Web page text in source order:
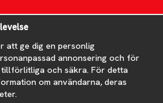
våra bästa erbjudanden och
att ge dig en personlig
annonsering och för
och säkra. För detta
om användarna, deras